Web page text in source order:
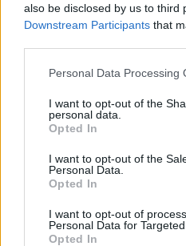
also be disclosed by us to third
Downstream Participants that
Personal Data Processing
I want to opt-out of the
personal data.
Opted In
I want to opt-out of the
Personal Data.
Opted In
I want to opt-out of
Personal Data for Targeted
Opted In
Ωρίων – Σπάνια νοσήματα
συνδέονται με μνημεία
27 Φεβρουαρίου 2026
Γεωργιάδης: Πολλαπλά
τη συνεργασία δημοσίου
27 Φεβρουαρίου 2026